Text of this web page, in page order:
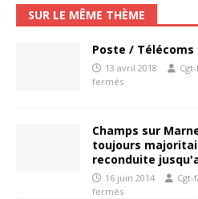
SUR LE MÊME THÈME
Poste / Télécoms
13 avril 2018
fermés
Champs sur
toujours
reconduite
16 juin 2014 Cgt-
fermés